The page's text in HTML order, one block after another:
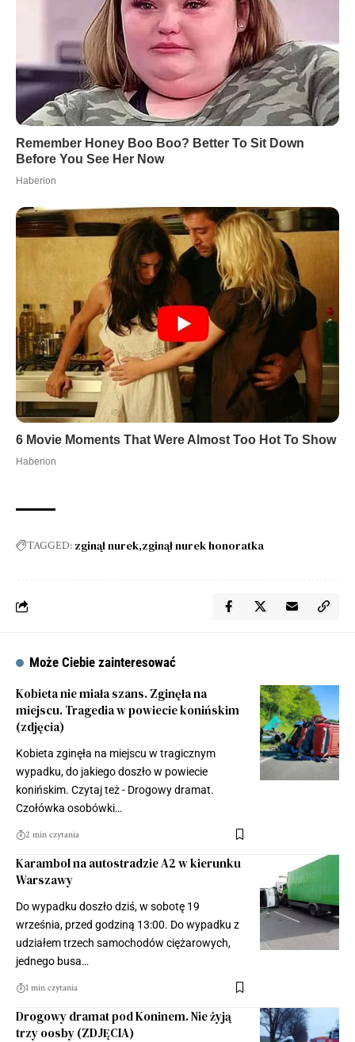
TAGGED: zginął nurek zginął nurek honoratka
Może Ciebie zainteresować
Kobieta nie miała szans. Zginęła na
miejscu. Tragedia w powiecie konińskim
(zdjęcia)
Kobieta zginęła na miejscu w tragicznym
wypadku, do jakiego doszło w powiecie
konińskim. Czytaj też - Drogowy dramat.
Czołówka osobówki…
2 min czytania
Karambol na autostradzie A2 w kierunku
Warszawy
Do wypadku doszło dziś, w sobotę 19
września, przed godziną 13:00. Do wypadku z
udziałem trzech samochodów ciężarowych,
jednego busa…
1 min czytania
Drogowy dramat pod Koninem. Nie żyją
trzy oosby (ZDJĘCIA)